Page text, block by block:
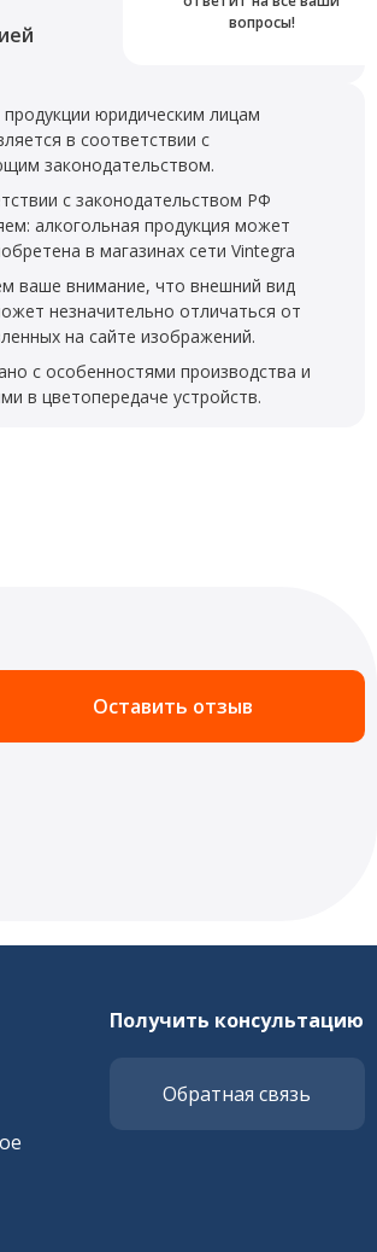
вопросы!
продукции юридическим лицам
в соответствии с
законодательством.
с законодательством РФ
алкогольная продукция может
в магазинах сети Vintegra
ваше внимание, что внешний вид
незначительно отличаться от
на сайте изображений.
с особенностями производства и
в цветопередаче устройств.
Оставить отзыв
Получить консультацию
Обратная связь